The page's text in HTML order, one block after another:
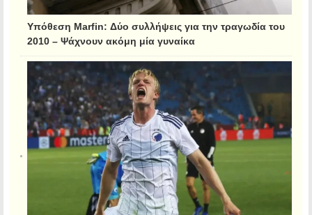
Υπόθεση Marfin: Δύο συλλήψεις για την τραγωδία του
2010 – Ψάχνουν ακόμη μία γυναίκα